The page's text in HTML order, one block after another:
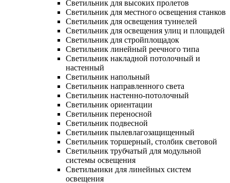
Светильник для высоких пролетов
Светильник для местного освещения станков
Светильник для освещения туннелей
Светильник для освещения улиц и площадей
Светильник для стройплощадок
Светильник линейный реечного типа
Светильник накладной потолочный и
настенный
Светильник напольный
Светильник направленного света
Светильник настенно-потолочный
Светильник ориентации
Светильник переносной
Светильник подвесной
Светильник пылевлагозащищенный
Светильник торшерный, столбик световой
Светильник трубчатый для модульной
системы освещения
Светильники для линейных систем
освещения